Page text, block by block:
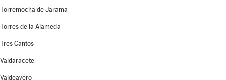
Torremocha de Jarama
Torres de la Alameda
Tres Cantos
Valdaracete
Valdeavero